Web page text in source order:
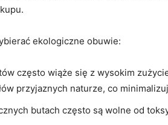
ekologiczne obuwie:
często wiąże się z wysokim
przyjaznych naturze, co
butach często są wolne od